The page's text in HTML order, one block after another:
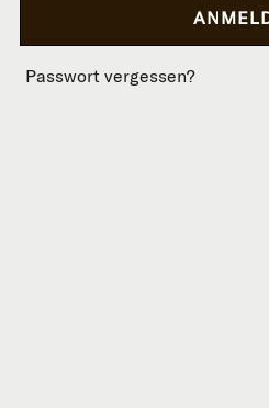
Passwort vergessen?